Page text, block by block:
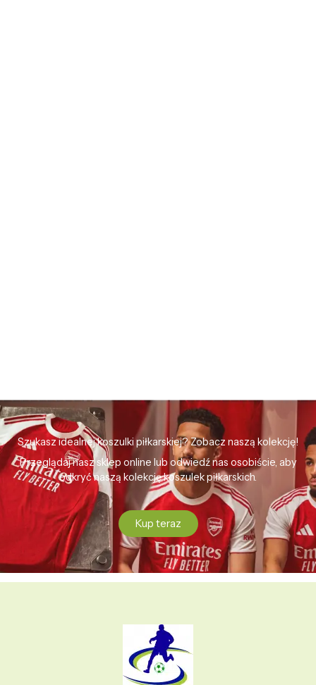
Szukasz idealnej koszulki piłkarskiej? Zobacz naszą kolekcję!
Przeglądaj nasz sklep online lub odwiedź nas osobiście, aby
odkryć naszą kolekcję koszulek piłkarskich.
Kup teraz